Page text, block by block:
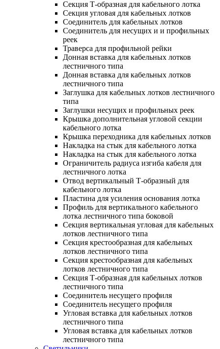
Секция Т-образная для кабельного лотка
Секция угловая для кабельных лотков
Соединитель для кабельных лотков
Соединитель для несущих и и профильных
реек
Траверса для профильной рейки
Донная вставка для кабельных лотков
лестничного типа
Донная вставка для кабельных лотков
лестничного типа
Заглушка для кабельных лотков лестничного
типа
Заглушки несущих и профильных реек
Крышка дополнительная угловой секции
кабельного лотка
Крышка переходника для кабельных лотков
Накладка на стык для кабельного лотка
Накладка на стык для кабельного лотка
Ограничитель радиуса изгиба кабеля для
лестничного лотка
Отвод вертикальный Т-образный для
кабельного лотка
Пластина для усиления основания лотка
Профиль для вертикального кабельного
лотка лестничного типа боковой
Секция вертикальная угловая для кабельных
лотков лестничного типа
Секция крестообразная для кабельных
лотков лестничного типа
Секция крестообразная для кабельных
лотков лестничного типа
Секция Т-образная для кабельных лотков
лестничного типа
Соединитель несущего профиля
Соединитель несущего профиля
Угловая вставка для кабельных лотков
лестничного типа
Угловая вставка для кабельных лотков
лестничного типа